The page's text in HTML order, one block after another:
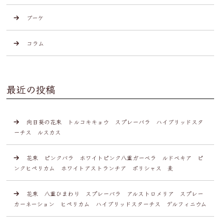
ブーケ
コラム
最近の投稿
向日葵の花束 トルコキキョウ スプレーバラ ハイブリッドスタ
ーチス ルスカス
花束 ピンクバラ ホワイトピンク八重ガーベラ ルドベキア ピ
ンクヒペリカム ホワイトアストランチア ポリシャス 麦
花束 八重ひまわり スプレーバラ アルストロメリア スプレー
カーネーション ヒペリカム ハイブリッドスターチス デルフィニウム